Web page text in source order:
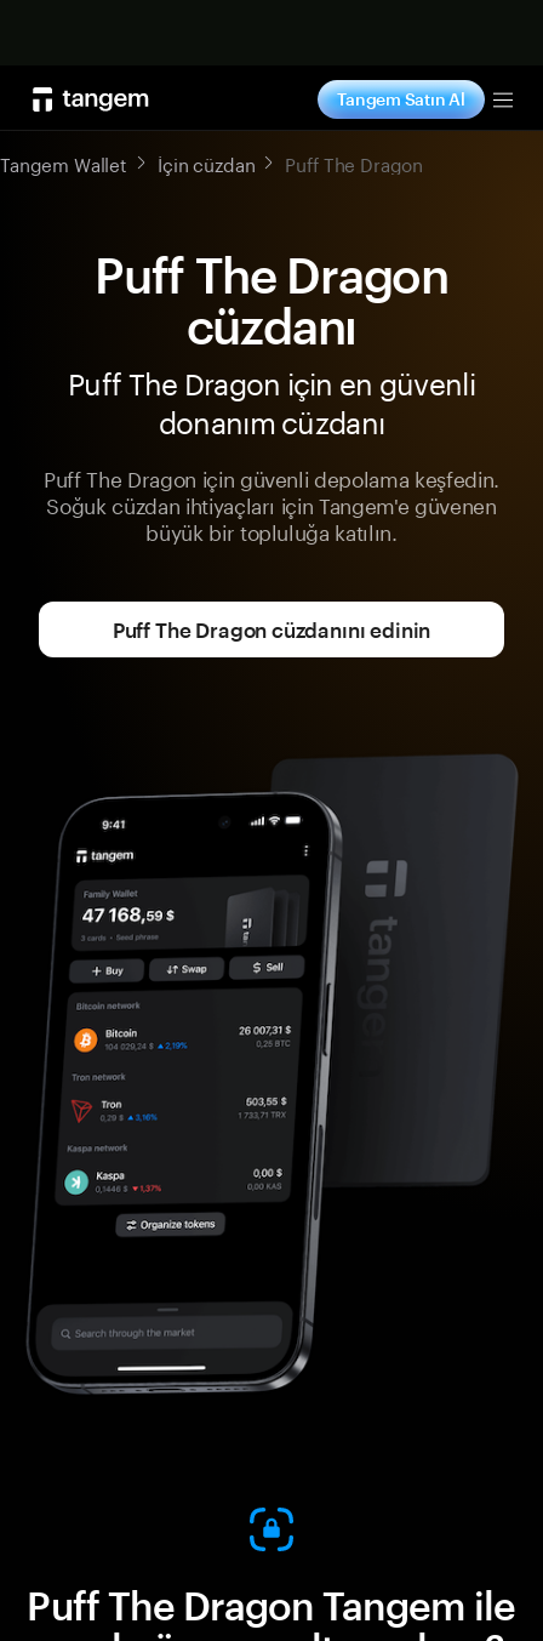
Tangem Satın Al
Tangem Wallet İçin cüzdan Puff The Dragon
Puff The Dragon
cüzdanı
Puff The Dragon için en güvenli
donanım cüzdanı
Puff The Dragon için güvenli depolama keşfedin.
Soğuk cüzdan ihtiyaçları için Tangem'e güvenen
büyük bir topluluğa katılın.
Puff The Dragon cüzdanını edinin
Puff The Dragon Tangem ile